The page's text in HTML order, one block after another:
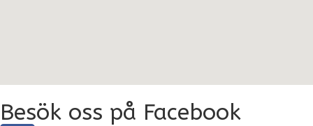
Besök oss på Facebook